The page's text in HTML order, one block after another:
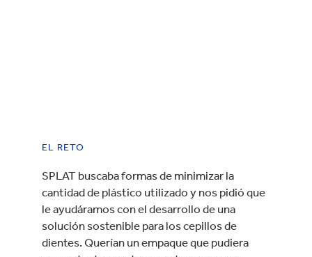
EL RETO
SPLAT buscaba formas de minimizar la
cantidad de plástico utilizado y nos pidió que
le ayudáramos con el desarrollo de una
solución sostenible para los cepillos de
dientes. Querían un empaque que pudiera